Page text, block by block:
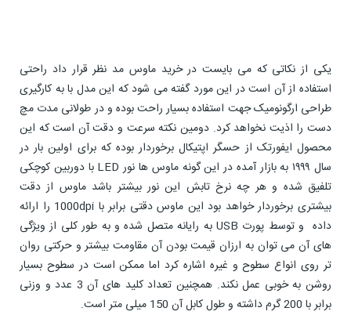
یکی از نکاتی که می بایست در خرید ماوس مد نظر قرار داد راحتی
استفاده از آن است در این مورد گفته می شود که این مدل با به کارگیری
طراحی ارگونومیک جهت استفاده بسیار راحت بوده و در طولانی مدت مچ
دست را اذیت نخواهد کرد. دومین نکته سرعت و دقت آن است که این
محصول ایفورتک از حسگر اپتیکال برخوردار بوده که برای اولین بار در
سال ۱۹۹۹ به بازار آمده در این گونه ماوس ها نور LED با دوربین کوچکی
تلفیق شده و هر چه نرخ تابش این نور بیشتر باشد ماوس از دقت
بیشتری برخوردار خواهد بود این ماوس دقتی برابر با 1000dpi را ارائه
داده و توسط پورت USB به رایانه متصل شده و به طور کلی از ویژگی
های آن می توان به ارزان قیمت بودن آن مقاومت بیشتر و حرکتی روان
تر روی انواع سطوح و غیره اشاره کرد اما ممکن است در سطوح بسیار
روشن به خوبی عمل نکند. همچنین تعداد کلید های آن 3 عدد و وزنی
برابر با 200 گرم داشته و طول کابل آن 150 میلی متر است.